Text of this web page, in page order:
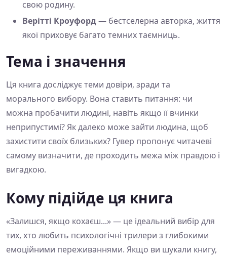
свою родину.
Верітті Кроуфорд— бестселерна авторка, життя
якої приховує багато темних таємниць.
Тема і значення
Ця книга досліджує теми довіри, зради та
морального вибору. Вона ставить питання: чи
можна пробачити людині, навіть якщо її вчинки
неприпустимі? Як далеко може зайти людина, щоб
захистити своїх близьких? Гувер пропонує читачеві
самому визначити, де проходить межа між правдою і
вигадкою.
Кому підійде ця книга
«Залишся, якщо кохаєш...» — це ідеальний вибір для
тих, хто любить психологічні трилери з глибокими
емоційними переживаннями. Якщо ви шукали книгу,